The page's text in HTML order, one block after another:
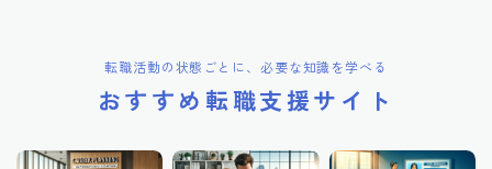
転職活動の状態ごとに、必要な知識を学べる
おすすめ転職支援サイト